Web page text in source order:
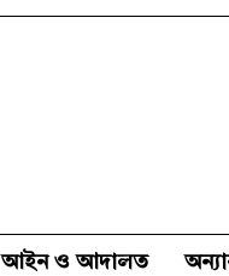
আইন ও আদালত